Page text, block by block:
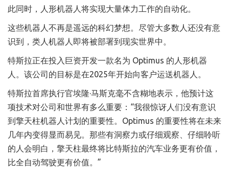
此同时，人形机器人将实现大量体力工作的自动化。
这些机器人不再是遥远的科幻梦想。尽管大多数人还没有意
识到，类人机器人即将被部署到现实世界中。
特斯拉正在投入巨资开发一款名为 Optimus 的人形机器
人。该公司的目标是在2025年开始向客户运送机器人。
特斯拉首席执行官埃隆·马斯克毫不含糊地表示，他预计这
项技术对公司和世界有多么重要：“我很惊讶人们没有意识
到擎天柱机器人计划的重要性。Optimus 的重要性将在未来
几年内变得显而易见。那些有洞察力或仔细观察、仔细聆听
的人会明白，擎天柱最终将比特斯拉的汽车业务更有价值，
比全自动驾驶更有价值。”